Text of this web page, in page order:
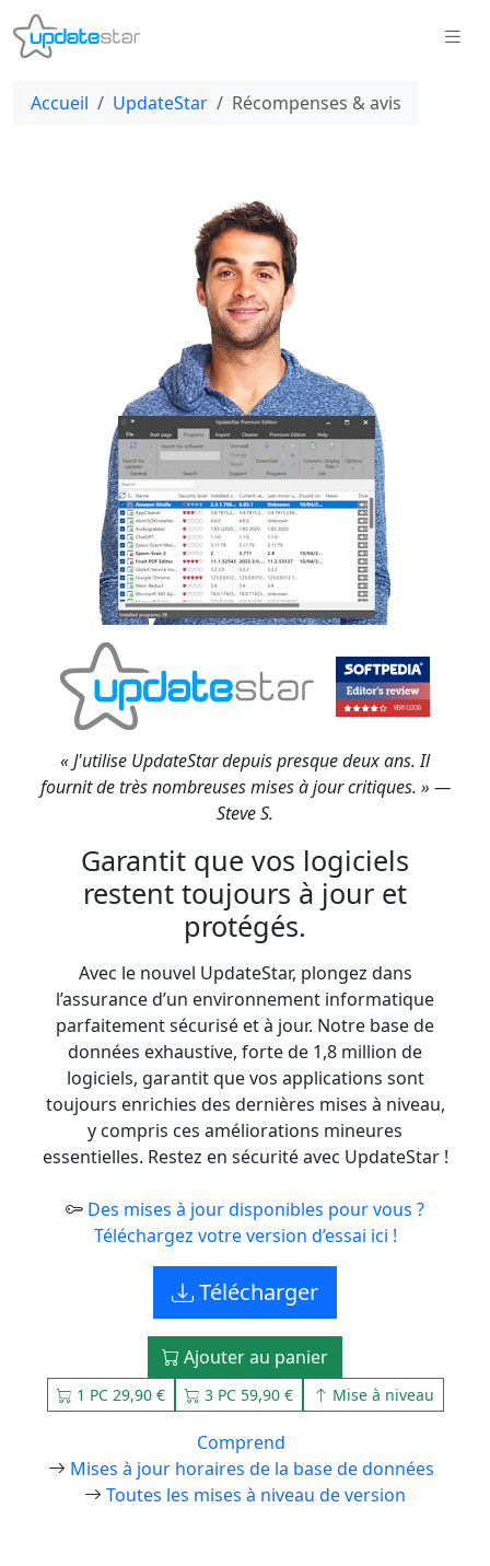
Accueil UpdateStar Récompenses & avis
« J'utilise UpdateStar depuis presque deux ans. Il
fournit de très nombreuses mises à jour critiques. » —
Steve S.
Garantit que vos logiciels
restent toujours à jour et
protégés.
Avec le nouvel UpdateStar, plongez dans
l’assurance d’un environnement informatique
parfaitement sécurisé et à jour. Notre base de
données exhaustive, forte de 1,8 million de
logiciels, garantit que vos applications sont
toujours enrichies des dernières mises à niveau,
y compris ces améliorations mineures
essentielles. Restez en sécurité avec UpdateStar !
Des mises à jour disponibles pour vous ?
Téléchargez votre version d’essai ici !
Télécharger
Ajouter au panier
1 PC 29,90 € 3 PC 59,90 € Mise à niveau
Comprend
Mises à jour horaires de la base de données
Toutes les mises à niveau de version